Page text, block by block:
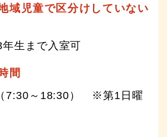
域児童で区分けしていない
生まで入室可
間
7:30～18:30） ※第1日曜